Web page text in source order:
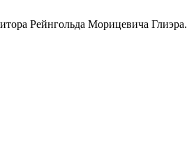
Рейнгольда Морицевича Глиэра.